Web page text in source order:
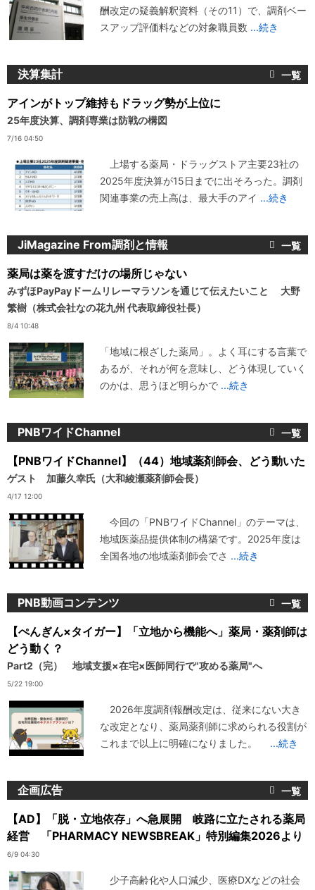
酬改定の疑義解釈資料（その11）で、調剤ベー
スアップ評価料などの対象職員数 ...続き
決算集計
アインがトップ維持もドラッグ勢が上位に
25年度決算、調剤専業は防戦の構図
7/16 04:50
上場する薬局・ドラッグストア主要23社の
2025年度決算が15日までに出そろった。調剤
関連事業の売上高は、最大手のアイ ...続き
JiMagazine From調剤と情報
薬局は薬を渡すだけの場所じゃない
みずほPayPayドームリレーマラソンを通じて伝えたいこと 大野
繁樹（株式会社なの花九州 代表取締役社長）
8/4 10:48
「地域に根ざした薬局」。よく耳にする言葉で
あるが、それが何を意味し、どう体現していく
のかは、思うほど明らかで ...続き
PNBワイドChannel
【PNBワイドChannel】（44）地域薬剤師会、どう動いた
ゲスト 加藤久幸氏（大和綾瀬薬剤師会長）
4/17 12:00
今回の「PNBワイドChannel」のテーマは、
地域医薬品提供体制の構築です。2025年度は
全国各地の地域薬剤師会でさ ...続き
PNB動画コンテンツ
【ぺんぎん×タイガー】「立地から機能へ」薬局・薬剤師は
どう動く？
Part2（完） 地域支援×在宅×医師同行で"攻める薬局"へ
5/22 19:00
2026年度調剤報酬改定は、従来にない大き
な改定となり、薬局薬剤師に求められる役割が
これまで以上に明確になりました。
...続き
企画広告
【AD】「脱・立地依存」へ急展開 岐路に立たされる薬局
経営 「PHARMACY NEWSBREAK」特別編集2026より
6/9 04:30
少子高齢化や人口減少、医療DXなどの社会